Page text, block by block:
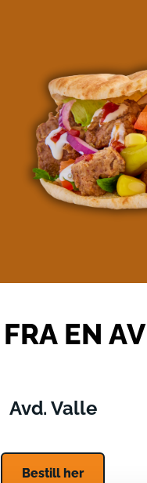
EN
Avd. Valle
Bestill her